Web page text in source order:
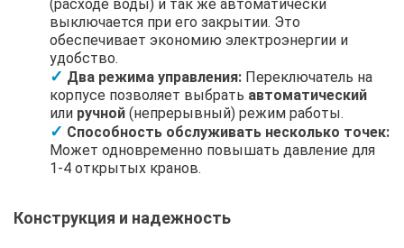
(расходе воды) и так же автоматически
выключается при его закрытии. Это
обеспечивает экономию электроэнергии и
удобство.
Два режима управления: Переключатель на
корпусе позволяет выбрать автоматический
или ручной (непрерывный) режим работы.
Способность обслуживать несколько точек:
Может одновременно повышать давление для
1-4 открытых кранов.
Конструкция и надежность